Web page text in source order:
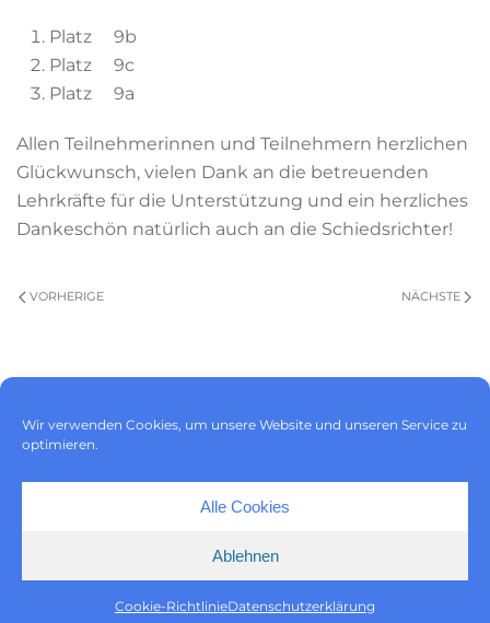
Wir verwenden Cookies, um unsere Website und unseren Service zu
optimieren.
Alle Cookies
Ablehnen
Cookie-RichtlinieDatenschutzerklärung
Platz 9b
Platz 9c
Platz 9a
Allen Teilnehmerinnen und Teilnehmern herzlichen
Glückwunsch, vielen Dank an die betreuenden
Lehrkräfte für die Unterstützung und ein herzliches
Dankeschön natürlich auch an die Schiedsrichter!
VORHERIGE NÄCHSTE
Cookie-Richtlinie (EU)